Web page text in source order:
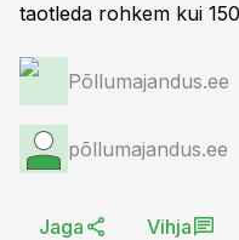
taotleda rohkem kui
Põllumajandus.ee
põllumajandus.ee
Jaga Vihja